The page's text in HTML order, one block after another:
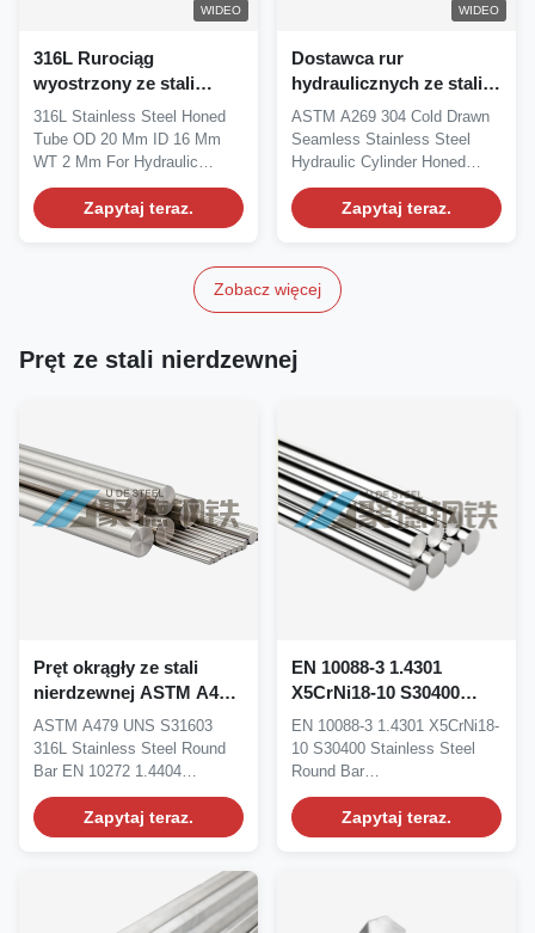
WIDEO
316L Rurociąg
wyostrzony ze stali
nierdzewnej OD 20 mm
ID 16 mm WT 2 mm Do
cylindrów
hydraulicznych
316L Stainless Steel Honed
Tube OD 20 Mm ID 16 Mm
WT 2 Mm For Hydraulic
Cylinders Honed tubes are...
Zapytaj teraz.
WIDEO
Dostawca rur
hydraulicznych ze stali
nierdzewnej 304 ASTM
A269 ciągnionych na
zimno bez szwu,
honowanych
ASTM A269 304 Cold Drawn
Seamless Stainless Steel
Hydraulic Cylinder Honed
Tube Supplier ASTM...
Zapytaj teraz.
Zobacz więcej
Pręt ze stali nierdzewnej
Pręt okrągły ze stali
nierdzewnej ASTM A479
UNS S31603 316L EN
10272 1.4404 Producent i
dostawca
ASTM A479 UNS S31603
316L Stainless Steel Round
Bar EN 10272 1.4404
Manufacturer&Supplier...
Zapytaj teraz.
EN 10088-3 1.4301
X5CrNi18-10 S30400
Okrągłe pręty ze stali
nierdzewnej
EN 10088-3 1.4301 X5CrNi18-
10 S30400 Stainless Steel
Round Bar
Manufacturer&Supplier
Material...Zapytaj teraz.